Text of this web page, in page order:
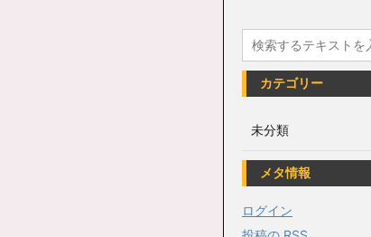
カテゴリー
未分類
メタ情報
ログイン